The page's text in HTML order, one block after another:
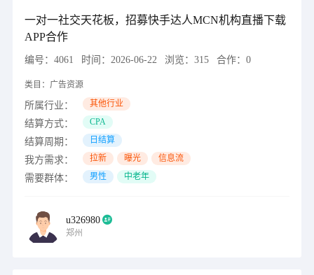
一对一社交天花板，招募快手达人MCN机构直播下载
APP合作
编号： 4061 时间： 2026-06-22 浏览： 315 合作： 0
类目： 广告资源
所属行业： 其他行业
结算方式： CPA
结算周期： 日结算
我方需求： 拉新 曝光 信息流
需要群体： 男性 中老年
u326980
郑州